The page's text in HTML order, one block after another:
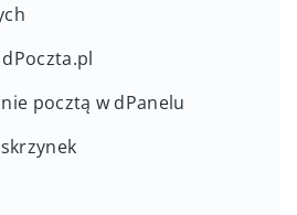
pocztą w dPanelu